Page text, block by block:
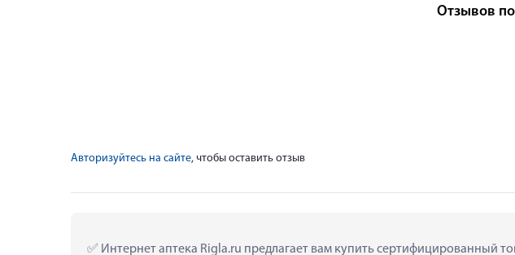
Отзывов
Авторизуйтесь на сайте, чтобы оставить отзыв
Интернет аптека Rigla.ru предлагает вам купить сертифицированный